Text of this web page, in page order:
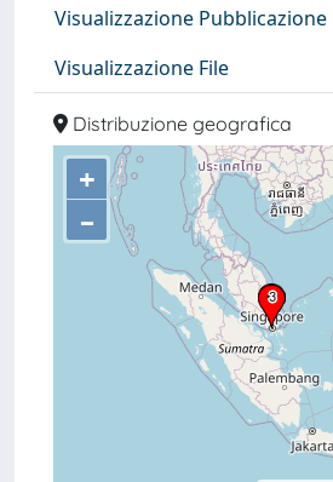
Visualizzazione Pubblicazione
Visualizzazione File
Distribuzione geografica
+
–